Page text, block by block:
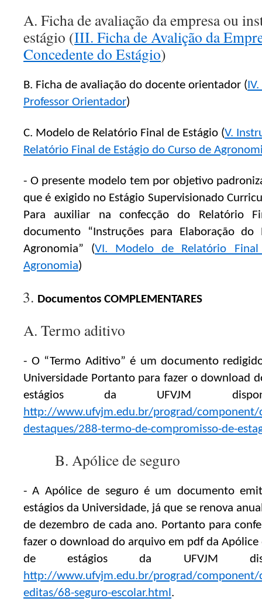
A. Ficha de avaliação da empresa ou
estágio (III. Ficha de Avalição da
Concedente do Estágio)
B. Ficha de avaliação do docente orientador (
Professor Orientador)
C. Modelo de Relatório Final de Estágio (V.
Relatório Final de Estágio do Curso de
- O presente modelo tem por objetivo
que é exigido no Estágio Supervisionado
Para auxiliar na confecção do Relatório
documento “Instruções para Elaboração
Agronomia” (VI. Modelo de Relatório
Agronomia)
Documentos COMPLEMENTARES
A. Termo aditivo
- O “Termo Aditivo” é um documento
Universidade Portanto para fazer o download
estágios da UFVJM
http://www.ufvjm.edu.br/prograd/
destaques/288-termo-de-compromisso-de-
B. Apólice de seguro
- A Apólice de seguro é um documento
estágios da Universidade, já que se renova
de dezembro de cada ano. Portanto para
fazer o download do arquivo em pdf da Apólice
de estágios da UFVJM
http://www.ufvjm.edu.br/prograd/
editas/68-seguro-escolar.html .